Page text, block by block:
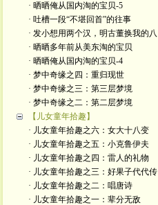
· 晒晒俺从国内淘的宝贝-5
· 吐槽一段“不堪回首”的往事
· 发小想用两个汉，明古董换我的八
· 晒晒多年前从美东淘的宝贝
· 晒晒俺从国内淘的宝贝-4
· 梦中奇缘之四：重归现世
· 梦中奇缘之三：第三层梦境
· 梦中奇缘之二：第二层梦境
【儿女童年拾趣】
· 儿女童年拾趣之六：女大十八变
· 儿女童年拾趣之五：小克鲁伊夫
· 儿女童年拾趣之四：雷人的礼物
· 儿女童年拾趣之三：好果子代代传
· 儿女童年拾趣之二：唱唐诗
· 儿女童年拾趣之一：辈分无敌